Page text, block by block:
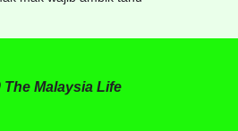
The Malaysia Life